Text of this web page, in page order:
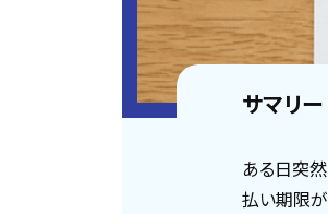
サマリー
ある日突
払い期限が